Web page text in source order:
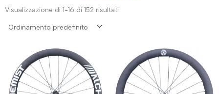
Visualizzazione di 1-16 di 152 risultati